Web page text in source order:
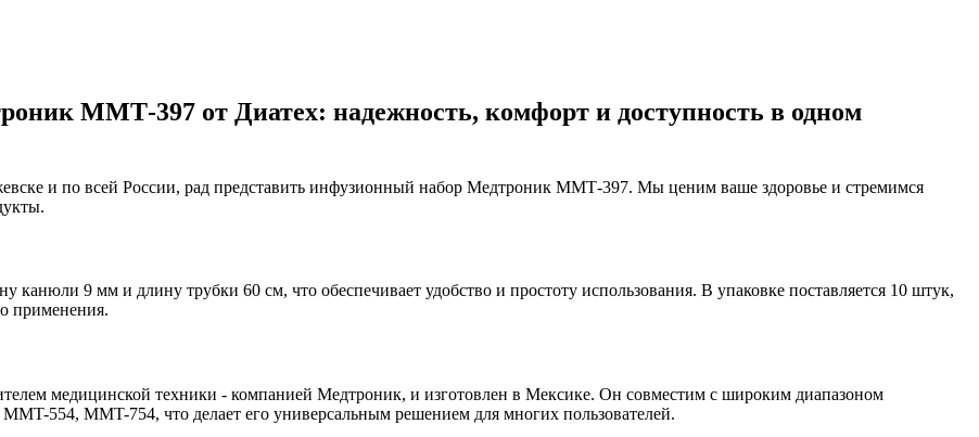
ММТ-397 от Диатех: надежность, комфорт и доступность в одном
и по всей России, рад представить инфузионный набор Медтроник ММТ-397. Мы ценим ваше здоровье и стремимся
9 мм и длину трубки 60 см, что обеспечивает удобство и простоту использования. В упаковке поставляется 10 штук,
применения.
медицинской техники - компанией Медтроник, и изготовлен в Мексике. Он совместим с широким диапазоном
554, MMT-754, что делает его универсальным решением для многих пользователей.